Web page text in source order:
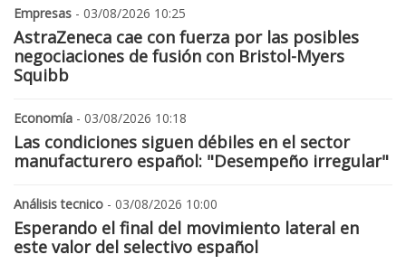
Empresas - 03/08/2026 10:25
AstraZeneca cae con fuerza por las posibles
negociaciones de fusión con Bristol-Myers
Squibb
Economía - 03/08/2026 10:18
Las condiciones siguen débiles en el sector
manufacturero español: "Desempeño irregular"
Análisis tecnico - 03/08/2026 10:00
Esperando el final del movimiento lateral en
este valor del selectivo español